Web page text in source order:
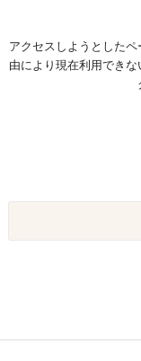
アクセスしようとした
由により現在利用でき